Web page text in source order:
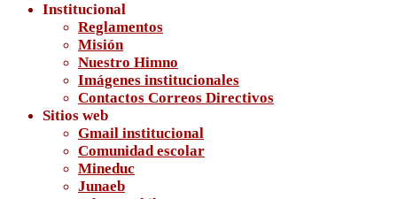
Institucional
Reglamentos
Misión
Nuestro Himno
Imágenes institucionales
Contactos Correos Directivos
Sitios web
Gmail institucional
Comunidad escolar
Mineduc
Junaeb